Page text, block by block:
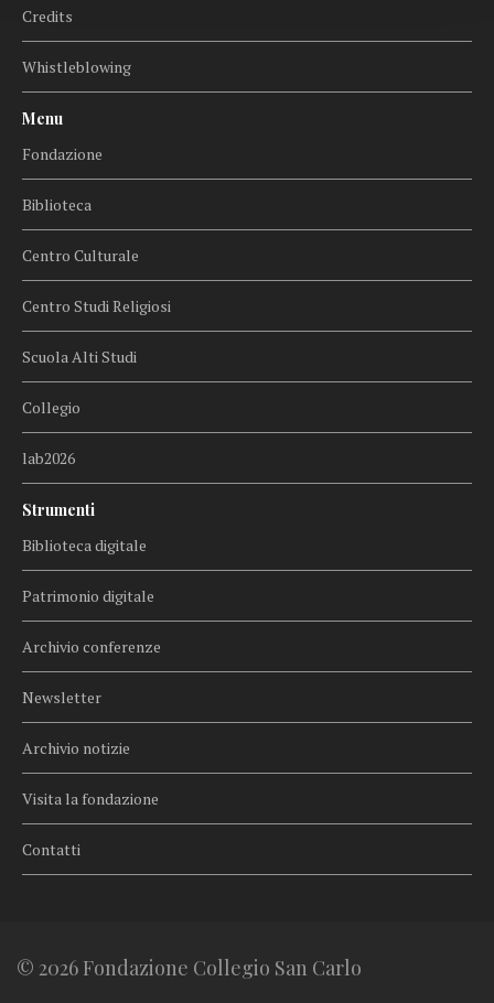
Credits
Whistleblowing
Menu
Fondazione
Biblioteca
Centro Culturale
Centro Studi Religiosi
Scuola Alti Studi
Collegio
lab2026
Strumenti
Biblioteca digitale
Patrimonio digitale
Archivio conferenze
Newsletter
Archivio notizie
Visita la fondazione
Contatti
© 2026 Fondazione Collegio San Carlo